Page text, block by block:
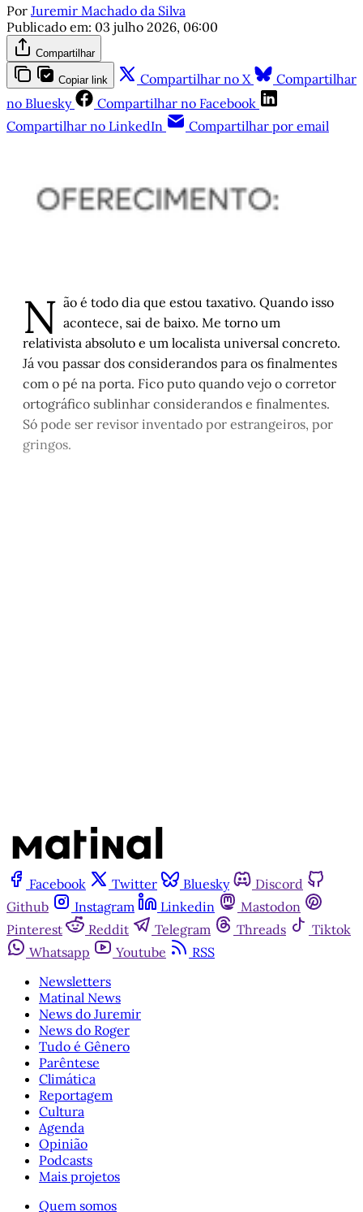
Por Juremir Machado da Silva
Publicado em: 03 julho 2026, 06:00
Compartilhar
Copiar link Compartilhar no X
Compartilhar
no Bluesky
Compartilhar no Facebook
Compartilhar no LinkedIn
Compartilhar por email
N ão é todo dia que estou taxativo. Quando isso
acontece, sai de baixo. Me torno um
relativista absoluto e um localista universal concreto.
Já vou passar dos considerandos para os finalmentes
com o pé na porta. Fico puto quando vejo o corretor
ortográfico sublinhar considerandos e finalmentes.
Só pode ser revisor inventado por estrangeiros, por
gringos.
Facebook Twitter Bluesky
Discord
Github
Instagram Linkedin
Mastodon
Pinterest
Reddit Telegram Threads
Tiktok
Whatsapp
Youtube
RSS
Newsletters
Matinal News
News do Juremir
News do Roger
Tudo é Gênero
Parêntese
Climática
Reportagem
Cultura
Agenda
Opinião
Podcasts
Mais projetos
Quem somos